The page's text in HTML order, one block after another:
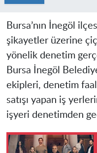
Bursa’nın İnegöl
şikayetler üzerine
yönelik denetim
Bursa İnegöl
ekipleri, denetim
satışı yapan iş
işyeri denetimden